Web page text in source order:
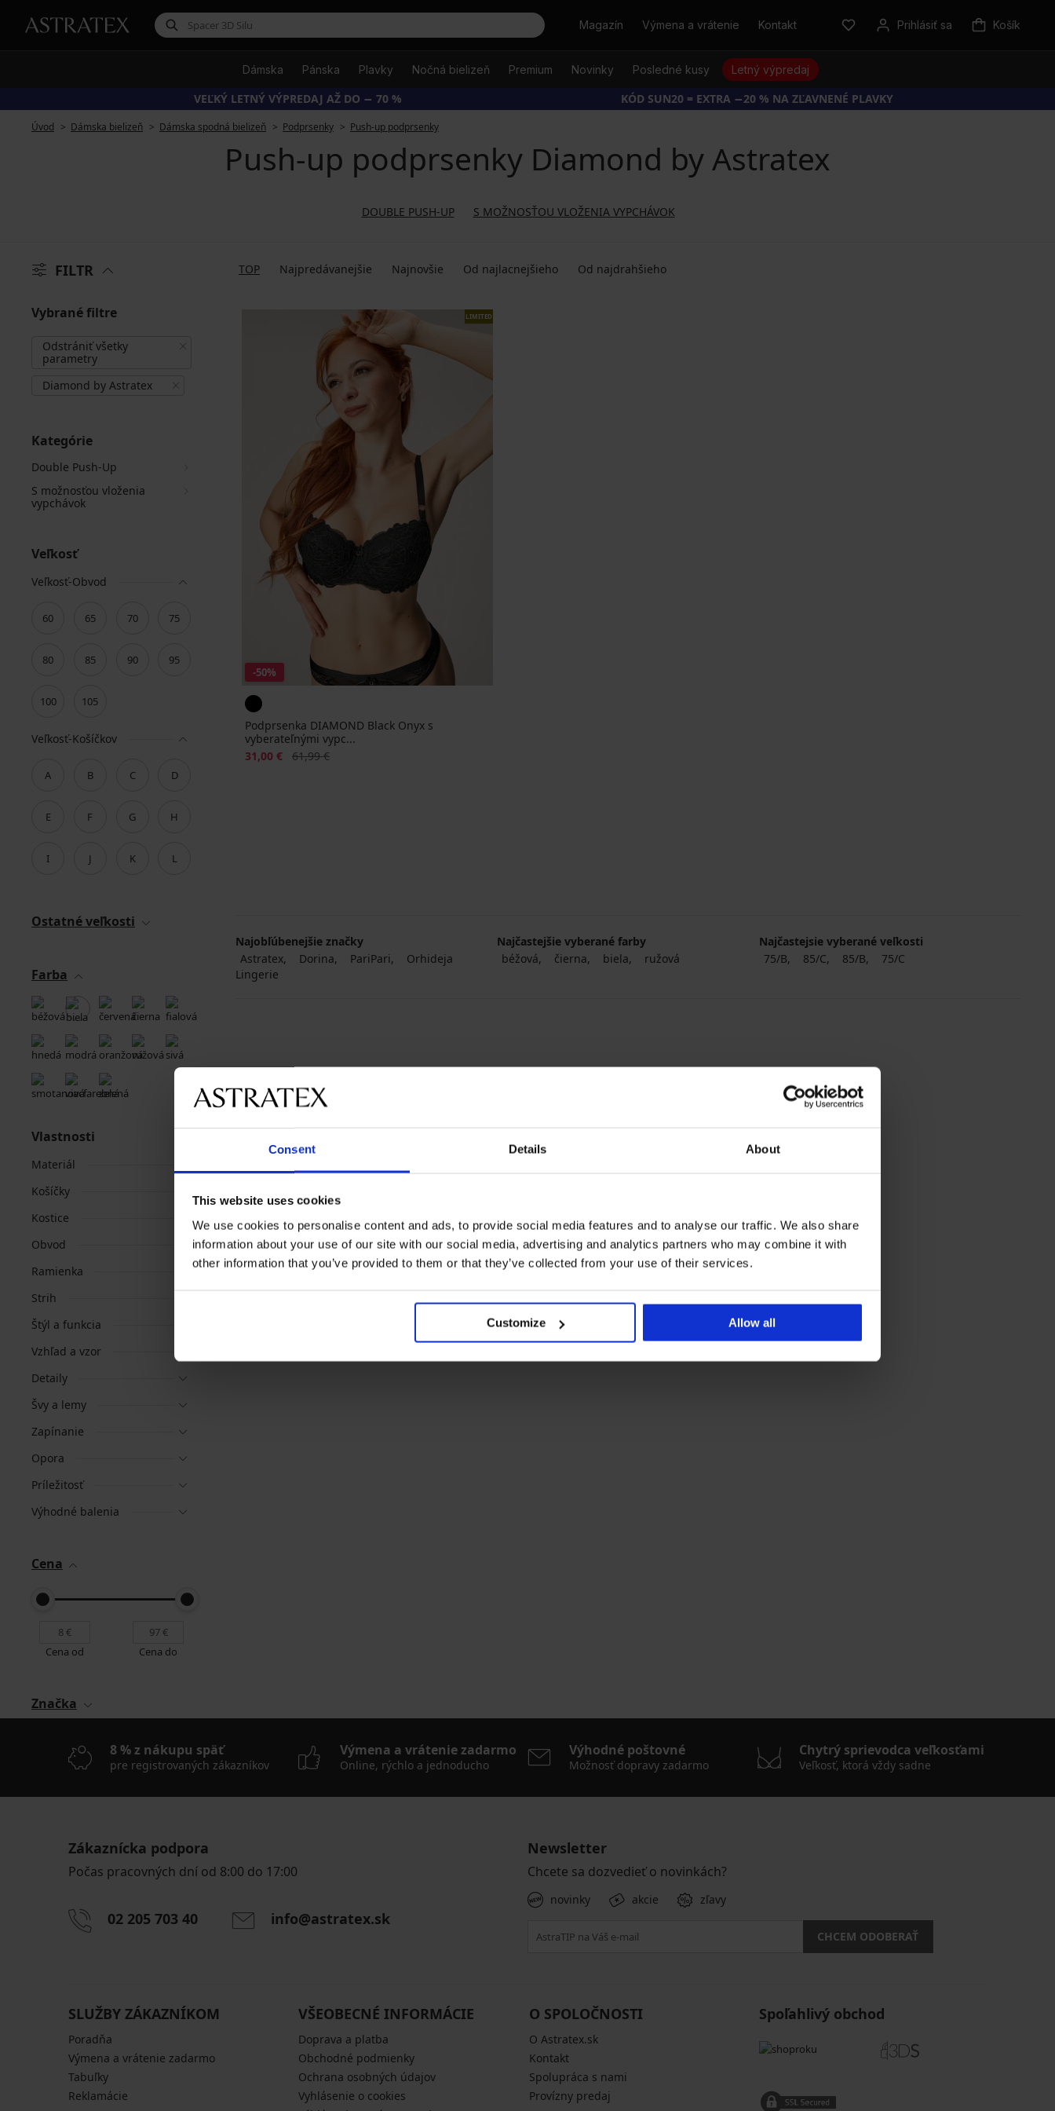
Consent Details About
This website uses cookies
We use cookies to personalise content and ads, to provide social media features and to analyse our traffic. We also share
information about your use of our site with our social media, advertising and analytics partners who may combine it with
other information that you’ve provided to them or that they’ve collected from your use of their services.
Customize Allow all
HľadaťMagazín Výmena a vrátenie Kontakt Prihlásiť sa Košík
Dámska Pánska Plavky Nočná bielizeň Premium Novinky Posledné kusy Letný výpredaj
VEĽKÝ LETNÝ VÝPREDAJ AŽ DO − 70 % KÓD SUN20 = EXTRA −20 % NA ZĽAVNENÉ PLAVKY
Úvod Dámska bielizeň Dámska spodná bielizeň Podprsenky Push-up podprsenky
Push-up podprsenky Diamond by Astratex
DOUBLE PUSH-UP S MOŽNOSŤOU VLOŽENIA VYPCHÁVOK
FILTR TOP Najpredávanejšie Najnovšie Od najlacnejšieho Od najdrahšieho
Vybrané filtre
Odstrániť všetky
parametry
Diamond by Astratex
Kategórie
Double Push-Up
S možnosťou vloženia
vypchávok
Veľkosť
Veľkosť-Obvod
60 65 70 75
80 85 90 95
100 105
Veľkosť-Košíčkov
A B C D
E F G H
I J K L
Ostatné veľkosti
Farba
Vlastnosti
Materiál
Košíčky
Kostice
Obvod
Ramienka
Strih
Štýl a funkcia
Vzhľad a vzor
Detaily
Švy a lemy
Zapínanie
Opora
Príležitosť
Výhodné balenia
Cena
Cena od Cena do
Značka
LIMITED
-50%
Podprsenka DIAMOND Black Onyx s
vyberateľnými vypc...
Zľava
31,00 € Pôvodná cena
61,99 €
Najobľúbenejšie značky
Astratex
Dorina PariPari
Orhideja
Lingerie
Najčastejšie vyberané farby
béžová
čierna biela ružová
Najčastejsie vyberané veľkosti
75/B
85/C 85/B 75/C
8 % z nákupu späť
pre registrovaných zákazníkov
Výmena a vrátenie zadarmo
Online, rýchlo a jednoducho
Výhodné poštovné
Možnosť dopravy zadarmo
Chytrý sprievodca veľkosťami
Veľkosť, ktorá vždy sadne
Zákaznícka podpora
Počas pracovných dní od 8:00 do 17:00
02 205 703 40 info@astratex.sk
Newsletter
Chcete sa dozvedieť o novinkách?
novinky akcie zľavy
CHCEM ODOBERAŤ
SLUŽBY ZÁKAZNÍKOM
Poradňa
Výmena a vrátenie zadarmo
Tabuľky
Reklamácie
VŠEOBECNÉ INFORMÁCIE
Doprava a platba
Obchodné podmienky
Ochrana osobných údajov
Vyhlásenie o cookies
O SPOLOČNOSTI
O Astratex.sk
Kontakt
Spolupráca s nami
Provízny predaj
Spoľahlivý obchod